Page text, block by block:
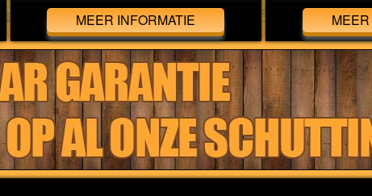
MEER INFORMATIE